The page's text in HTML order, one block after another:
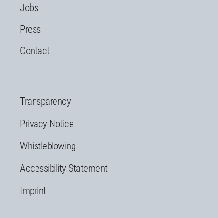
Jobs
Press
Contact
Transparency
Privacy Notice
Whistleblowing
Accessibility Statement
Imprint